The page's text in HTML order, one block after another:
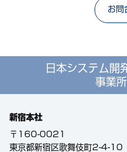
お問
日本システム開
事業
新宿本社
〒160-0021
東京都新宿区歌舞伎町2-4-10